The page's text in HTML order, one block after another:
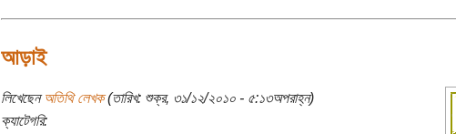
আড়াই
লিখেছেনঅতিথি লেখক(তারিখ: শুক্র, ৩১/১২/২০১০ - ৫:১৩অপরাহ্ন)
ক্যাটেগরি: